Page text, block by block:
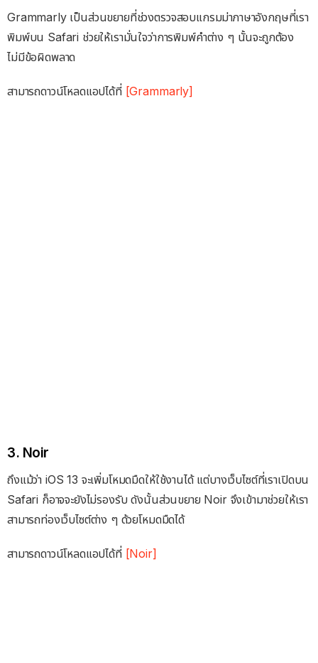
Grammarly เป็นส่วนขยายที่ช่วงตรวจสอบแกรมม่าภาษาอังกฤษที่เรา
พิมพ์บน Safari ช่วยให้เรามั่นใจว่าการพิมพ์คำต่าง ๆ นั้นจะถูกต้อง
ไม่มีข้อผิดพลาด
สามารถดาวน์โหลดแอปได้ที่ [Grammarly]
3. Noir
ถึงแม้ว่า iOS 13 จะเพิ่มโหมดมืดให้ใช้งานได้ แต่บางเว็บไซต์ที่เราเปิดบน
Safari ก็อาจจะยังไม่รองรับ ดังนั้นส่วนขยาย Noir จึงเข้ามาช่วยให้เรา
สามารถท่องเว็บไซต์ต่าง ๆ ด้วยโหมดมืดได้
สามารถดาวน์โหลดแอปได้ที่ [Noir]